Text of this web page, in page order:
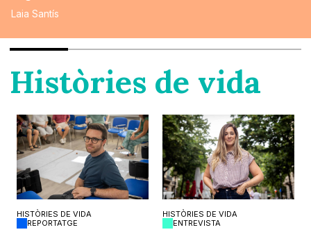
Laia Santís
Històries de vida
HISTÒRIES DE VIDA
REPORTATGE
HISTÒRIES DE VIDA
ENTREVISTA